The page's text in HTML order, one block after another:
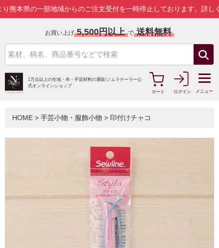
一部地域からのご注文受付を一時停止しております。詳しくはこちら
お買い上げ 5,500円以上 で 送料無料
1万点以上の生地・布・手芸材料の通販/ ノムラテーラー公
式オンラインショップ
カート
ログイン メニュー
HOME > 手芸小物・服飾小物 > 印付けチャコ